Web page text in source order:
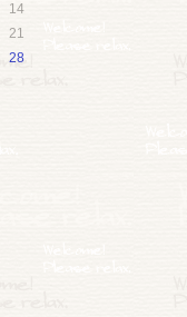
14
21
28